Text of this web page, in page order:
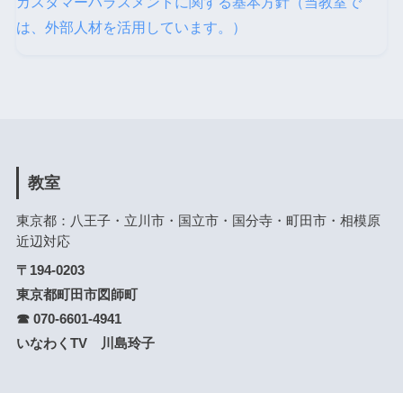
は、外部人材を活用しています。）
教室
東京都：八王子・立川市・国立市・国分寺・町田市・相模原
近辺対応
〒194-0203
東京都町田市図師町
☎ 070-6601-4941
いなわくTV 川島玲子